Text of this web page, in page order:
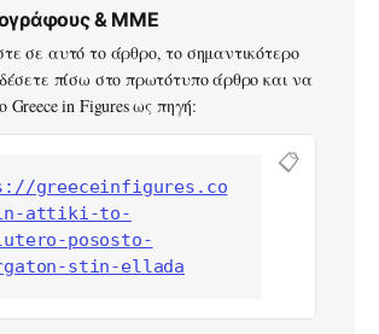
& ΜΜΕ
σε αυτό το άρθρο, το σημαντικότερο
πίσω στο πρωτότυπο άρθρο και να
in Figures ως πηγή:
greeceinfigures.co
attiki-to-
pososto-
stin-ellada
📋